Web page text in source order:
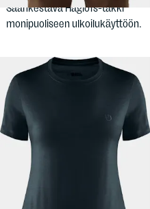
Säänkestävä Haglöfs-takki
monipuoliseen ulkoilukäyttöön.